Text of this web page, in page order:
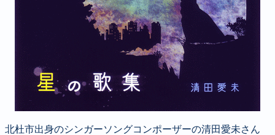
北杜市出身のシンガーソングコンポーザーの清田愛未さん